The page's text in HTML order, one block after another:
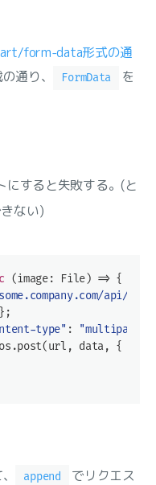
form-data形式の通
通り、 FormData
を
にすると失敗する。(と
ない)
(image: File) => {
api/
type" : "multipart/
data, {
append
でリクエス